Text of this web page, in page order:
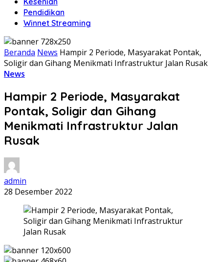
Pendidikan
Winnet Streaming
Beranda News Hampir 2 Periode, Masyarakat Pontak,
Soligir dan Gihang Menikmati Infrastruktur Jalan Rusak
News
Hampir 2 Periode, Masyarakat
Pontak, Soligir dan Gihang
Menikmati Infrastruktur Jalan
Rusak
admin
28 Desember 2022